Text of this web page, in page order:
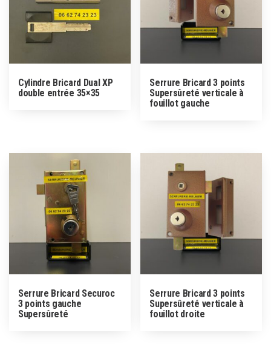
Cylindre Bricard Dual XP
double entrée 35×35
Serrure Bricard 3 points
Supersûreté verticale à
fouillot gauche
Serrure Bricard Securoc
3 points gauche
Supersûreté
Serrure Bricard 3 points
Supersûreté verticale à
fouillot droite